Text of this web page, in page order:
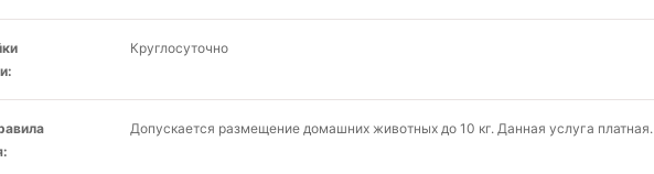
Круглосуточно
Допускается размещение домашних животных до 10 кг. Данная услуга платная.